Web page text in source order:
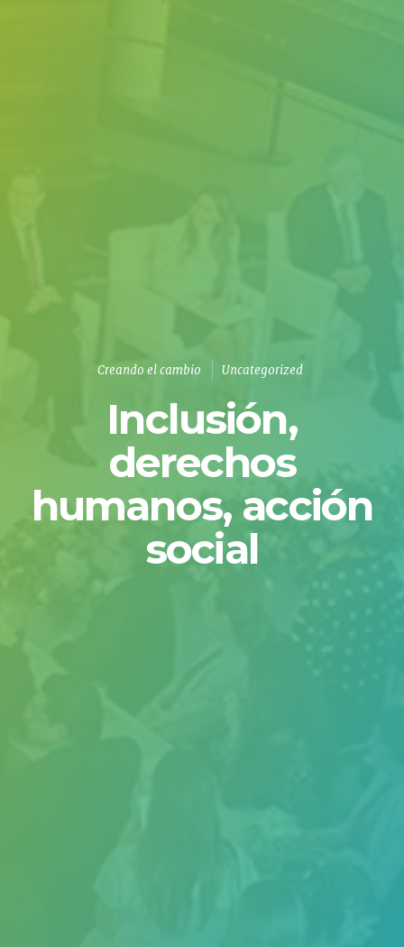
Creando el cambio Uncategorized
Inclusión,
derechos
humanos, acción
social